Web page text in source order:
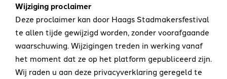
Wijziging proclaimer
Deze proclaimer kan door Haags Stadmakersfestival
te allen tijde gewijzigd worden, zonder voorafgaande
waarschuwing. Wijzigingen treden in werking vanaf
het moment dat ze op het platform gepubliceerd zijn.
Wij raden u aan deze privacyverklaring geregeld te